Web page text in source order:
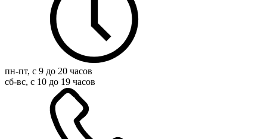
пн-пт, с 9 до 20 часов
сб-вс, с 10 до 19 часов